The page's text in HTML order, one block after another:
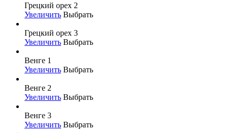
Грецкий орех 2
Увеличить Выбрать
Грецкий орех 3
Увеличить Выбрать
Венге 1
Увеличить Выбрать
Венге 2
Увеличить Выбрать
Венге 3
Увеличить Выбрать